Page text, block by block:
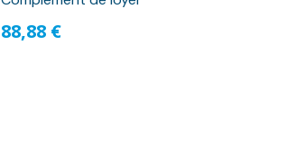
88,88 €